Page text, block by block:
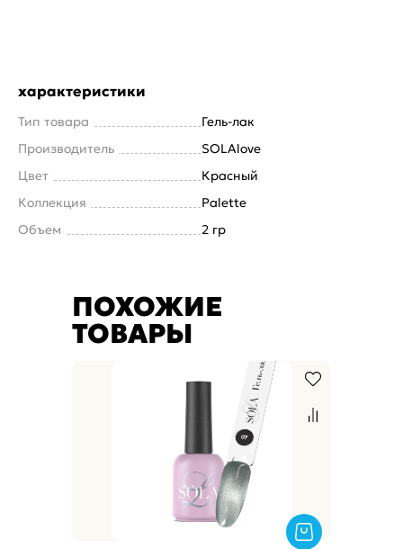
характеристики
Тип товара
Гель-лак
Производитель
SOLAlove
Цвет
Красный
Коллекция
Palette
Объем
2 гр
ПОХОЖИЕ
ТОВАРЫ